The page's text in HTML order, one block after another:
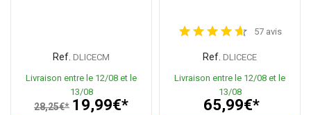
Ref. DLICECM
Livraison entre le 12/08 et le
13/08
28,25€* 19,99€*
57 avis
Ref. DLICECE
Livraison entre le 12/08 et le
13/08
65,99€*